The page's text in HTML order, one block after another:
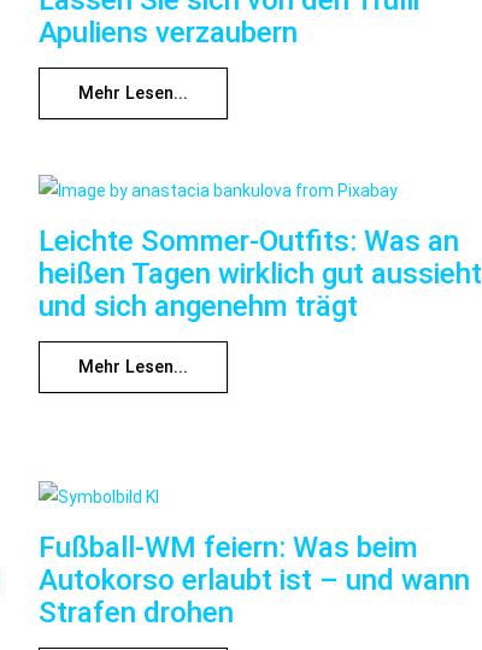
Apuliens verzaubern
Mehr Lesen...
Leichte Sommer-Outfits: Was an
heißen Tagen wirklich gut aussieht
und sich angenehm trägt
Mehr Lesen...
Fußball-WM feiern: Was beim
Autokorso erlaubt ist – und wann
Strafen drohen